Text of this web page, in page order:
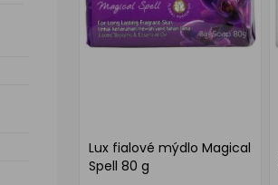
Lux fialové mýdlo Magical
Spell 80 g